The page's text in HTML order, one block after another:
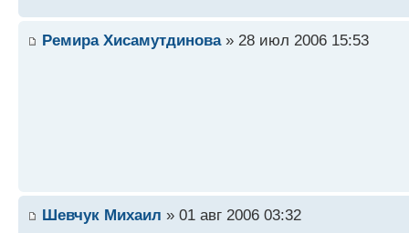
Ремира Хисамутдинова» 28 июл 2006 15:53
Шевчук Михаил » 01 авг 2006 03:32